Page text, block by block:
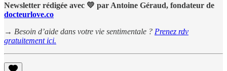
Newsletter rédigée avec 💛 par Antoine Géraud, fondateur de
docteurlove.co
→ Besoin d’aide dans votre vie sentimentale ? Prenez rdv
gratuitement ici.